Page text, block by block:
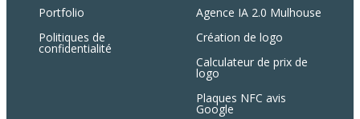
Portfolio
Politiques de
confidentialité
Agence IA 2.0 Mulhouse
Création de logo
Calculateur de prix de
logo
Plaques NFC avis
Google